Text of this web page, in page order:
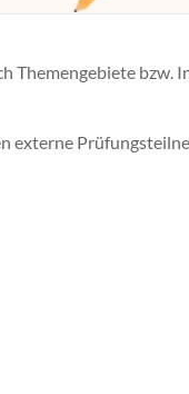
Themengebiete bzw.
externe